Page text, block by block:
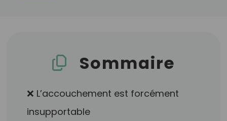
Sommaire
❌ L’accouchement est forcément
insupportable